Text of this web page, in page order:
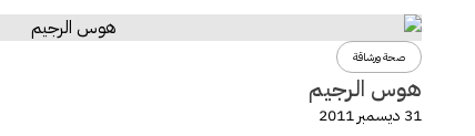
صحة ورشاقة
هوس الرجيم
31 ديسمبر 2011